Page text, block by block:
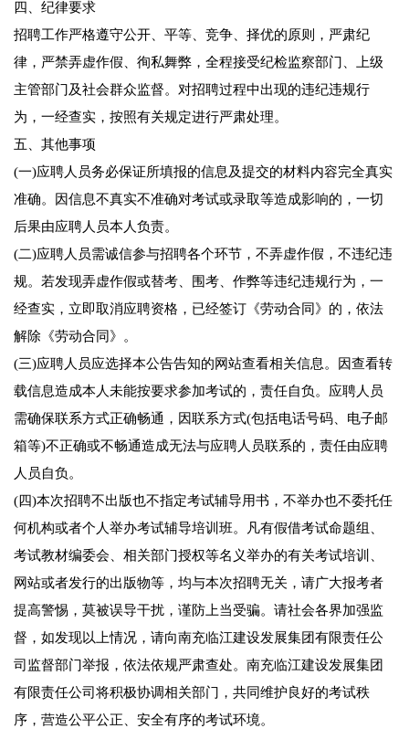
四、纪律要求
招聘工作严格遵守公开、平等、竞争、择优的原则，严肃纪
律，严禁弄虚作假、徇私舞弊，全程接受纪检监察部门、上级
主管部门及社会群众监督。对招聘过程中出现的违纪违规行
为，一经查实，按照有关规定进行严肃处理。
五、其他事项
(一)应聘人员务必保证所填报的信息及提交的材料内容完全真实
准确。因信息不真实不准确对考试或录取等造成影响的，一切
后果由应聘人员本人负责。
(二)应聘人员需诚信参与招聘各个环节，不弄虚作假，不违纪违
规。若发现弄虚作假或替考、围考、作弊等违纪违规行为，一
经查实，立即取消应聘资格，已经签订《劳动合同》的，依法
解除《劳动合同》。
(三)应聘人员应选择本公告告知的网站查看相关信息。因查看转
载信息造成本人未能按要求参加考试的，责任自负。应聘人员
需确保联系方式正确畅通，因联系方式(包括电话号码、电子邮
箱等)不正确或不畅通造成无法与应聘人员联系的，责任由应聘
人员自负。
(四)本次招聘不出版也不指定考试辅导用书，不举办也不委托任
何机构或者个人举办考试辅导培训班。凡有假借考试命题组、
考试教材编委会、相关部门授权等名义举办的有关考试培训、
网站或者发行的出版物等，均与本次招聘无关，请广大报考者
提高警惕，莫被误导干扰，谨防上当受骗。请社会各界加强监
督，如发现以上情况，请向南充临江建设发展集团有限责任公
司监督部门举报，依法依规严肃查处。南充临江建设发展集团
有限责任公司将积极协调相关部门，共同维护良好的考试秩
序，营造公平公正、安全有序的考试环境。